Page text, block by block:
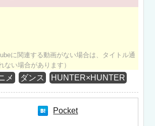
に関連する動画がない場合は、タイトル通
ない場合があります）
メ ダンス HUNTER×HUNTER
Pocket